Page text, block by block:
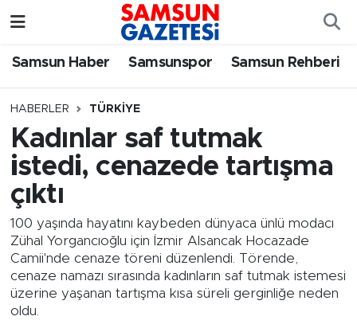
Samsun Haber Samsunspor Samsun Rehberi
HABERLER TÜRKIYE
Kadınlar saf tutmak
istedi, cenazede tartışma
çıktı
100 yaşında hayatını kaybeden dünyaca ünlü modacı
Zühal Yorgancıoğlu için İzmir Alsancak Hocazade
Camii'nde cenaze töreni düzenlendi. Törende,
cenaze namazı sırasında kadınların saf tutmak istemesi
üzerine yaşanan tartışma kısa süreli gerginliğe neden
oldu.
Samsun Haber
Samsunspor
Samsun Rehberi
Resmi İlanlar
Samsun Nöbetçi Eczaneler
Samsun Hava Durumu
SAMSUN Namaz Vakitleri
Samsun Trafik Yoğunluk Haritası
Süper Lig Puan Durumu ve Fikstür
Tüm Manşetler
Son Dakika Haberleri